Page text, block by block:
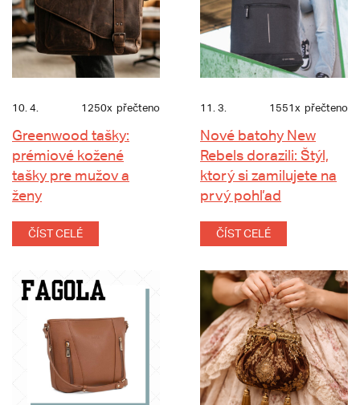
10. 4. 1250x přečteno
Greenwood tašky:
prémiové kožené
tašky pre mužov a
ženy
ČÍST CELÉ
11. 3. 1551x přečteno
Nové batohy New
Rebels dorazili: Štýl,
ktorý si zamilujete na
prvý pohľad
ČÍST CELÉ